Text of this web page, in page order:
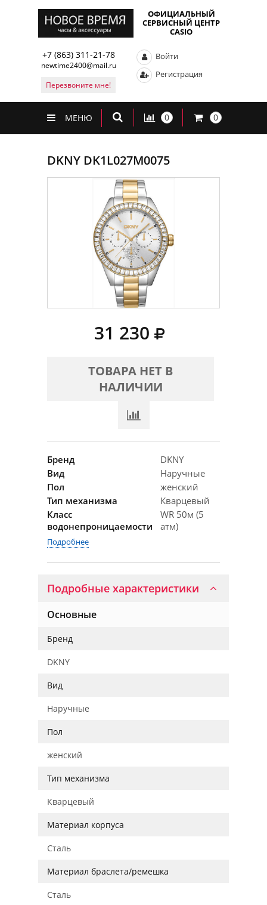
ОФИЦИАЛЬНЫЙ
СЕРВИСНЫЙ ЦЕНТР
CASIO
+7 (863) 311-21-78
newtime2400@mail.ru
Перезвоните мне!
Войти
Регистрация
МЕНЮ 0 0
DKNY DK1L027M0075
31 230
ТОВАРА НЕТ В
НАЛИЧИИ
Бренд
DKNY
Вид
Наручные
Пол
женский
Тип механизма
Кварцевый
Класс
водонепроницаемости
WR 50м (5
атм)
Подробнее
Подробные характеристики
Основные
Бренд
DKNY
Вид
Наручные
Пол
женский
Тип механизма
Кварцевый
Материал корпуса
Сталь
Материал браслета/ремешка
Сталь